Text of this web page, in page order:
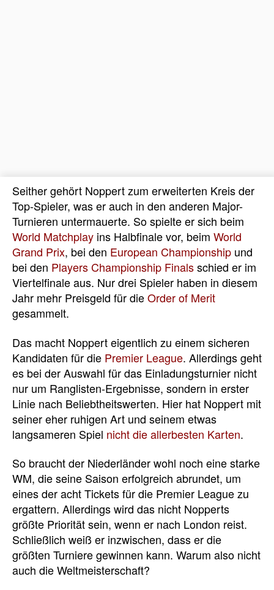
Seither gehört Noppert zum erweiterten Kreis der
Top-Spieler, was er auch in den anderen Major-
Turnieren untermauerte. So spielte er sich beim
World Matchplay ins Halbfinale vor, beim World
Grand Prix, bei den European Championship und
bei den Players Championship Finalsschied er im
Viertelfinale aus. Nur drei Spieler haben in diesem
Jahr mehr Preisgeld für dieOrder of Merit
gesammelt.
Das macht Noppert eigentlich zu einem sicheren
Kandidaten für die Premier League. Allerdings geht
es bei der Auswahl für das Einladungsturnier nicht
nur um Ranglisten-Ergebnisse, sondern in erster
Linie nach Beliebtheitswerten. Hier hat Noppert mit
seiner eher ruhigen Art und seinem etwas
langsameren Spiel nicht die allerbesten Karten.
So braucht der Niederländer wohl noch eine starke
WM, die seine Saison erfolgreich abrundet, um
eines der acht Tickets für die Premier League zu
ergattern. Allerdings wird das nicht Nopperts
größte Priorität sein, wenn er nach London reist.
Schließlich weiß er inzwischen, dass er die
größten Turniere gewinnen kann. Warum also nicht
auch die Weltmeisterschaft?